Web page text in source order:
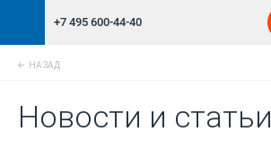
+7 495 600-44-40
НАЗАД
Новости и статьи